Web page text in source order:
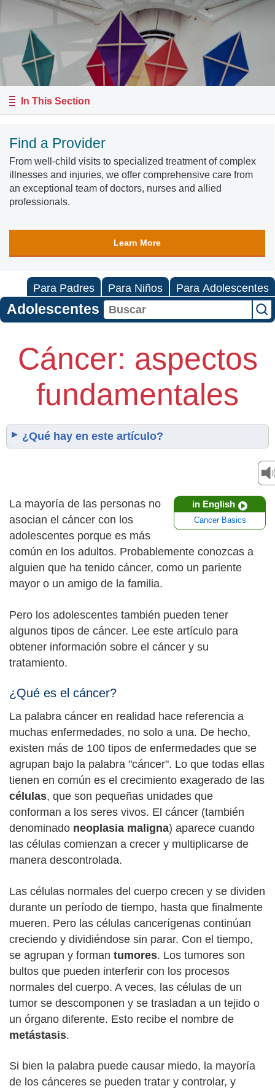
In This Section
Find a Provider
From well-child visits to specialized treatment of complex
illnesses and injuries, we offer comprehensive care from
an exceptional team of doctors, nurses and allied
professionals.
Learn More
Para Padres Para Niños Para Adolescentes
Adolescentes
Cáncer: aspectos
fundamentales
¿Qué hay en este artículo?
in English
Cancer Basics
La mayoría de las personas no
asocian el cáncer con los
adolescentes porque es más
común en los adultos. Probablemente conozcas a
alguien que ha tenido cáncer, como un pariente
mayor o un amigo de la familia.
Pero los adolescentes también pueden tener
algunos tipos de cáncer. Lee este artículo para
obtener información sobre el cáncer y su
tratamiento.
¿Qué es el cáncer?
La palabra cáncer en realidad hace referencia a
muchas enfermedades, no solo a una. De hecho,
existen más de 100 tipos de enfermedades que se
agrupan bajo la palabra "cáncer". Lo que todas ellas
tienen en común es el crecimiento exagerado de las
células, que son pequeñas unidades que
conforman a los seres vivos. El cáncer (también
denominado neoplasia maligna) aparece cuando
las células comienzan a crecer y multiplicarse de
manera descontrolada.
Las células normales del cuerpo crecen y se dividen
durante un período de tiempo, hasta que finalmente
mueren. Pero las células cancerígenas continúan
creciendo y dividiéndose sin parar. Con el tiempo,
se agrupan y forman tumores. Los tumores son
bultos que pueden interferir con los procesos
normales del cuerpo. A veces, las células de un
tumor se descomponen y se trasladan a un tejido o
un órgano diferente. Esto recibe el nombre de
metástasis.
Si bien la palabra puede causar miedo, la mayoría
de los cánceres se pueden tratar y controlar, y